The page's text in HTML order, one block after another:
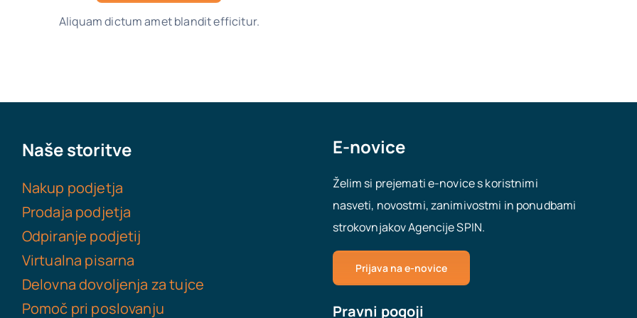
Aliquam dictum amet blandit efficitur.
Naše storitve
Nakup podjetja
Prodaja podjetja
Odpiranje podjetij
Virtualna pisarna
Delovna dovoljenja za tujce
Pomoč pri poslovanju
E-novice
Želim si prejemati e-novice s koristnimi
nasveti, novostmi, zanimivostmi in ponudbami
strokovnjakov Agencije SPIN.
Prijava na e-novice
Pravni pogoji